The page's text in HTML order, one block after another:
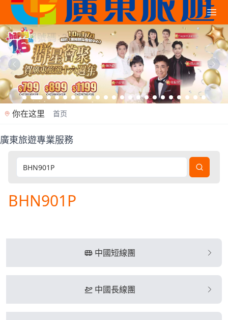
你在这里 首页
廣東旅遊專業服務
廣東旅遊是香港專業旅行社（牌照353362），2012年重塑品
BHN901P
中國短線團
中國長線團